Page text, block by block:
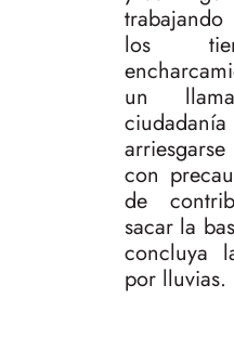
los
un
con
de
sacar la
concluya
por lluvias.